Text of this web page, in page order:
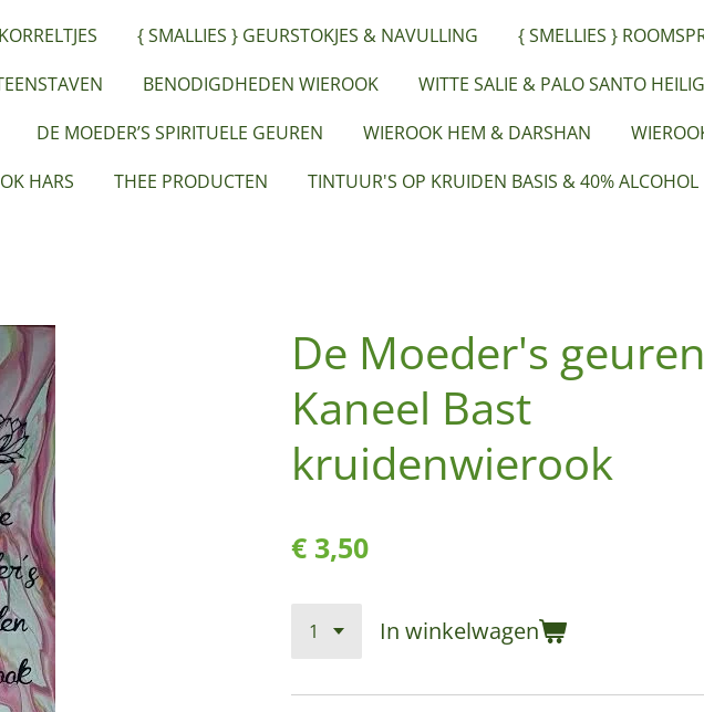
{ SMALLIES } GEURSTOKJES & NAVULLING
{ SMELLIES }
BENODIGDHEDEN WIEROOK
WITTE SALIE & PALO SANTO
DE MOEDER’S SPIRITUELE GEUREN WIEROOK HEM & DARSHAN
HARS
THEE PRODUCTEN TINTUUR'S OP KRUIDEN BASIS & 40% ALCOHOL
De Moeder's geuren
Kaneel Bast
kruidenwierook
€ 3,50
In winkelwagen